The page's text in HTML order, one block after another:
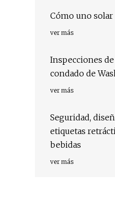
Cómo uno solar
ver más
Inspecciones
condado de
ver más
Seguridad,
etiquetas
bebidas
ver más